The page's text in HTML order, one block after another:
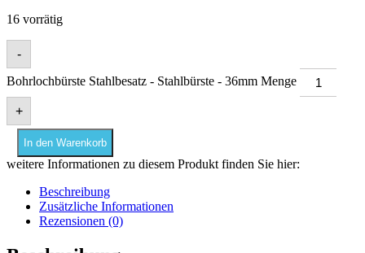
16 vorrätig
-
Bohrlochbürste Stahlbesatz - Stahlbürste - 36mm Menge
+
In den Warenkorb
weitere Informationen zu diesem Produkt finden Sie hier:
Beschreibung
Zusätzliche Informationen
Rezensionen (0)